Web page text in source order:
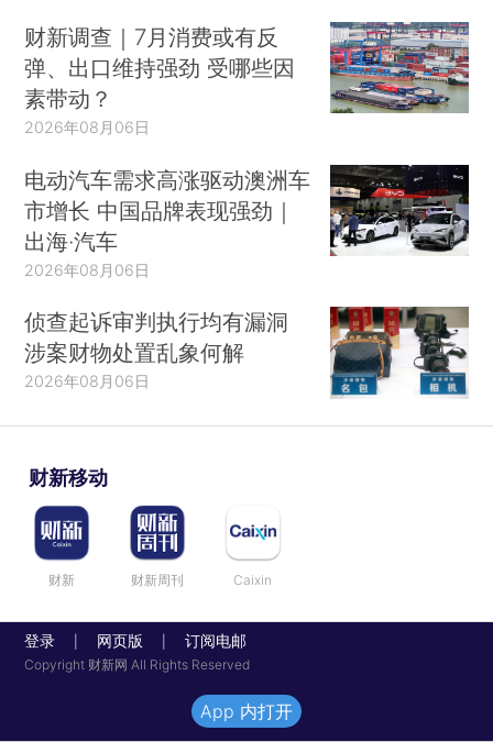
财新调查｜7月消费或有反
弹、出口维持强劲 受哪些因
素带动？
2026年08月06日
电动汽车需求高涨驱动澳洲车
市增长 中国品牌表现强劲｜
出海·汽车
2026年08月06日
侦查起诉审判执行均有漏洞
涉案财物处置乱象何解
2026年08月06日
财新移动
财新 财新周刊 Caixin
登录 网页版 订阅电邮
Copyright 财新网 All Rights Reserved
App 内打开